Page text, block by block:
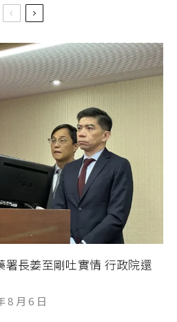
長姜至剛吐實情 行政院還
8 月 6 日